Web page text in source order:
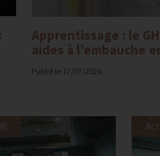
Apprentissage : le
aides à l’embauche
Publié le 17/07/2026